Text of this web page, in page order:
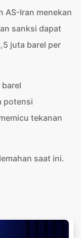
AS-Iran menekan
sanksi dapat
juta barel per
potensi
tekanan
saat ini.